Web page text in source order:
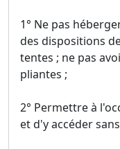
1° Ne pas
des dispositions
tentes ; ne pas
pliantes ;
2° Permettre à
et d'y accéder